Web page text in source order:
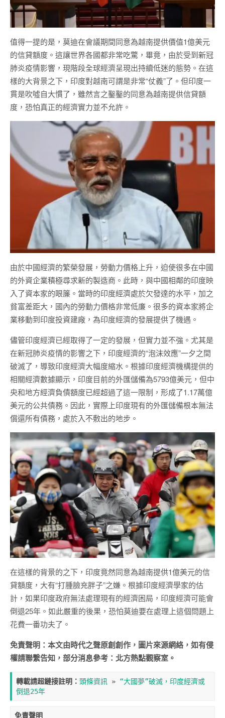
值得一提的是，莫迪在會議期間同意為越南提供價值1億美元
的信貸額度。這讓世界各國都非常吃驚，畢竟，由於受到新冠
肺炎疫情影響，現階段全球經濟呈現出持續低迷的態勢。在這
樣的大背景之下，印度對越南可謂是非常“仗義”了。但印度一
貫是吹噓自大慣了，雖然言之鑿鑿的同意為越南提供信貸額
度，恐怕真正的經濟實力並不允許。
由於中國經濟的繁榮發展，勞動力價格上升，迫使很多在中國
的外資企業積極尋求新的製造商。此時，與中國相鄰的印度映
入了資本家的眼簾。當時的印度經濟處於欠發達的水平，加之
貧富差距大，國內的勞動力價格非常低廉。很多的資本家將企
業移動到印度投資建廠，為印度經濟的發展提供了機遇。
儘管印度經濟已經取得了一定的發展，但實力並不強。尤其是
在新冠肺炎疫情的影響之下，印度經濟的“泡沫效應”一夕之間
破滅了，導致印度經濟大幅度縮水。根據印度經濟機構提供的
相關經濟數據顯示，印度目前的外匯儲備為5793億美元，但中
央和地方經濟負債額度已經超過了這一限制，形成了1.17萬億
美元的公共債務。因此，實際上印度現有的外匯儲備根本無法
償還所有債務，處於入不敷出的地步。
在這樣的背景的之下，印度竟然同意為越南提供1億美元的信
貸額度，大有“打腫臉充胖子”之嫌。根據印度經濟學家的估
計，如果印度政府無法處理現有的經濟困局，印度經濟可能會
倒退25年。如此嚴重的後果，恐怕莫迪要在處理上這個問題上
花費一番功夫了。
免責聲明：本文由時代之聲原創創作，圖片來源網絡，如有侵
權請聯繫告知，部分消息參考：北方熱點觀察室。
轉載請超鏈接註明： 頭條資訊 » “大國夢”破滅，印度經濟或
倒退25年
免責聲明